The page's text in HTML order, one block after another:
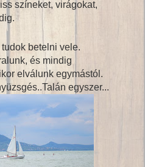
színeket, virágokat,
betelni vele.
és mindig
elválunk egymástól.
egyszer...